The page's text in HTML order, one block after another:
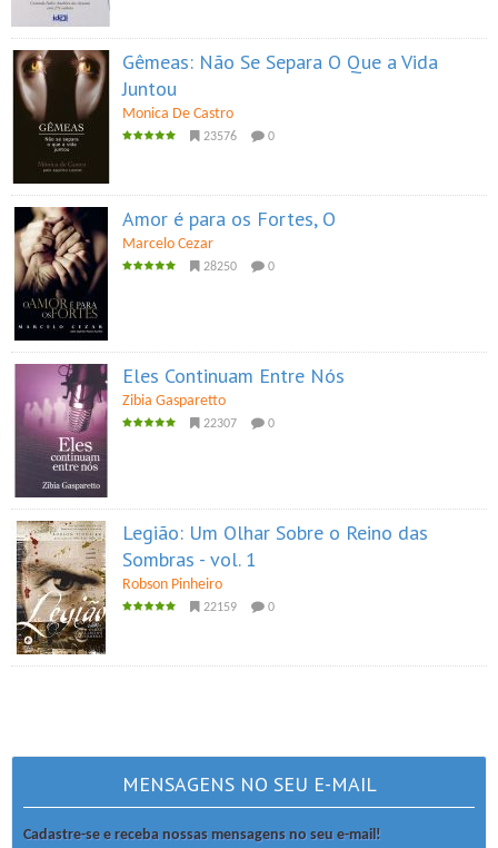
Gêmeas: Não Se Separa O Que a Vida
Juntou
Monica De Castro
23576 0
Amor é para os Fortes, O
Marcelo Cezar
28250 0
Eles Continuam Entre Nós
Zibia Gasparetto
22307 0
Legião: Um Olhar Sobre o Reino das
Sombras - vol. 1
Robson Pinheiro
22159 0
MENSAGENS NO SEU E-MAIL
Cadastre-se e receba nossas mensagens no seu e-mail!